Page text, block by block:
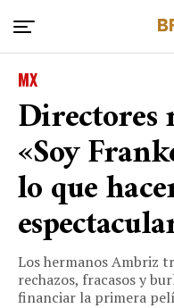
MX
Directores
«Soy
lo que
Los hermanos Ambriz
rechazos, fracasos y
financiar la primera